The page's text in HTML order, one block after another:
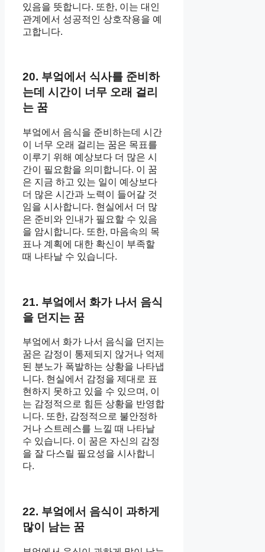
있음을 뜻합니다. 또한, 이는 대인
관계에서 성공적인 상호작용을 예
고합니다.
20. 부엌에서 식사를 준비하
는데 시간이 너무 오래 걸리
는 꿈
부엌에서 음식을 준비하는데 시간
이 너무 오래 걸리는 꿈은 목표를
이루기 위해 예상보다 더 많은 시
간이 필요함을 의미합니다. 이 꿈
은 지금 하고 있는 일이 예상보다
더 많은 시간과 노력이 들어갈 것
임을 시사합니다. 현실에서 더 많
은 준비와 인내가 필요할 수 있음
을 암시합니다. 또한, 마음속의 목
표나 계획에 대한 확신이 부족할
때 나타날 수 있습니다.
21. 부엌에서 화가 나서 음식
을 던지는 꿈
부엌에서 화가 나서 음식을 던지는
꿈은 감정이 통제되지 않거나 억제
된 분노가 폭발하는 상황을 나타냅
니다. 현실에서 감정을 제대로 표
현하지 못하고 있을 수 있으며, 이
는 감정적으로 힘든 상황을 반영합
니다. 또한, 감정적으로 불안정하
거나 스트레스를 느낄 때 나타날
수 있습니다. 이 꿈은 자신의 감정
을 잘 다스릴 필요성을 시사합니
다.
22. 부엌에서 음식이 과하게
많이 남는 꿈